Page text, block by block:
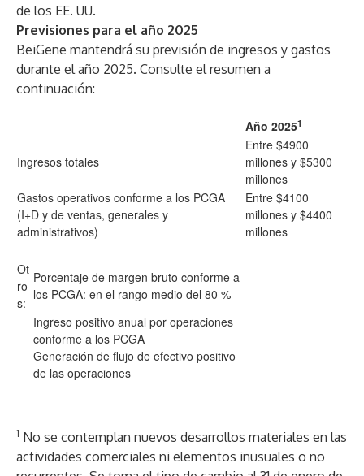
de los EE. UU.
Previsiones para el año 2025
BeiGene mantendrá su previsión de ingresos y gastos
durante el año 2025. Consulte el resumen a
continuación:
Año 20251
Ingresos totales
Entre $4900
millones y $5300
millones
Gastos operativos conforme a los PCGA
(I+D y de ventas, generales y
administrativos)
Entre $4100
millones y $4400
millones
Ot
ro
s:
Porcentaje de margen bruto conforme a
los PCGA: en el rango medio del 80 %
Ingreso positivo anual por operaciones
conforme a los PCGA
Generación de flujo de efectivo positivo
de las operaciones
1 No se contemplan nuevos desarrollos materiales en las
actividades comerciales ni elementos inusuales o no